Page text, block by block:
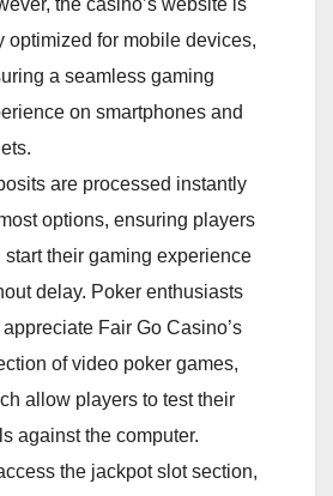
the casino’s website is
optimized for mobile devices,
a seamless gaming
on smartphones and
are processed instantly
options, ensuring players
start their gaming experience
delay. Poker enthusiasts
Fair Go Casino’s
of video poker games,
allow players to test their
against the computer.
the jackpot slot section,